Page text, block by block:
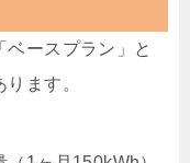
ースプラン」と
ます。